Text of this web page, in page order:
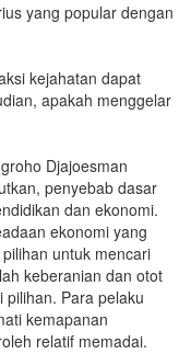
yang popular dengan
kejahatan dapat
apakah menggelar
Djajoesman
penyebab dasar
dan ekonomi.
ekonomi yang
untuk mencari
keberanian dan otot
Para pelaku
kemapanan
relatif memadai.